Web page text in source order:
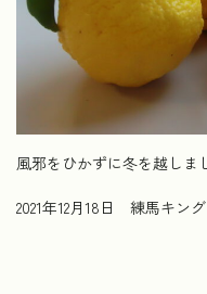
風邪をひかずに冬を越し
2021年12月18日 練馬キン